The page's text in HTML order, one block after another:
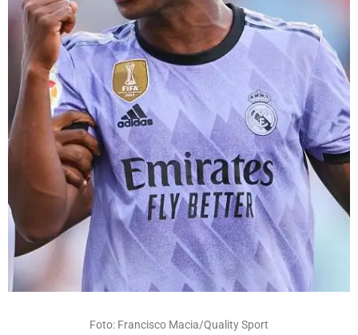
Foto: Francisco Macia/Quality Sport